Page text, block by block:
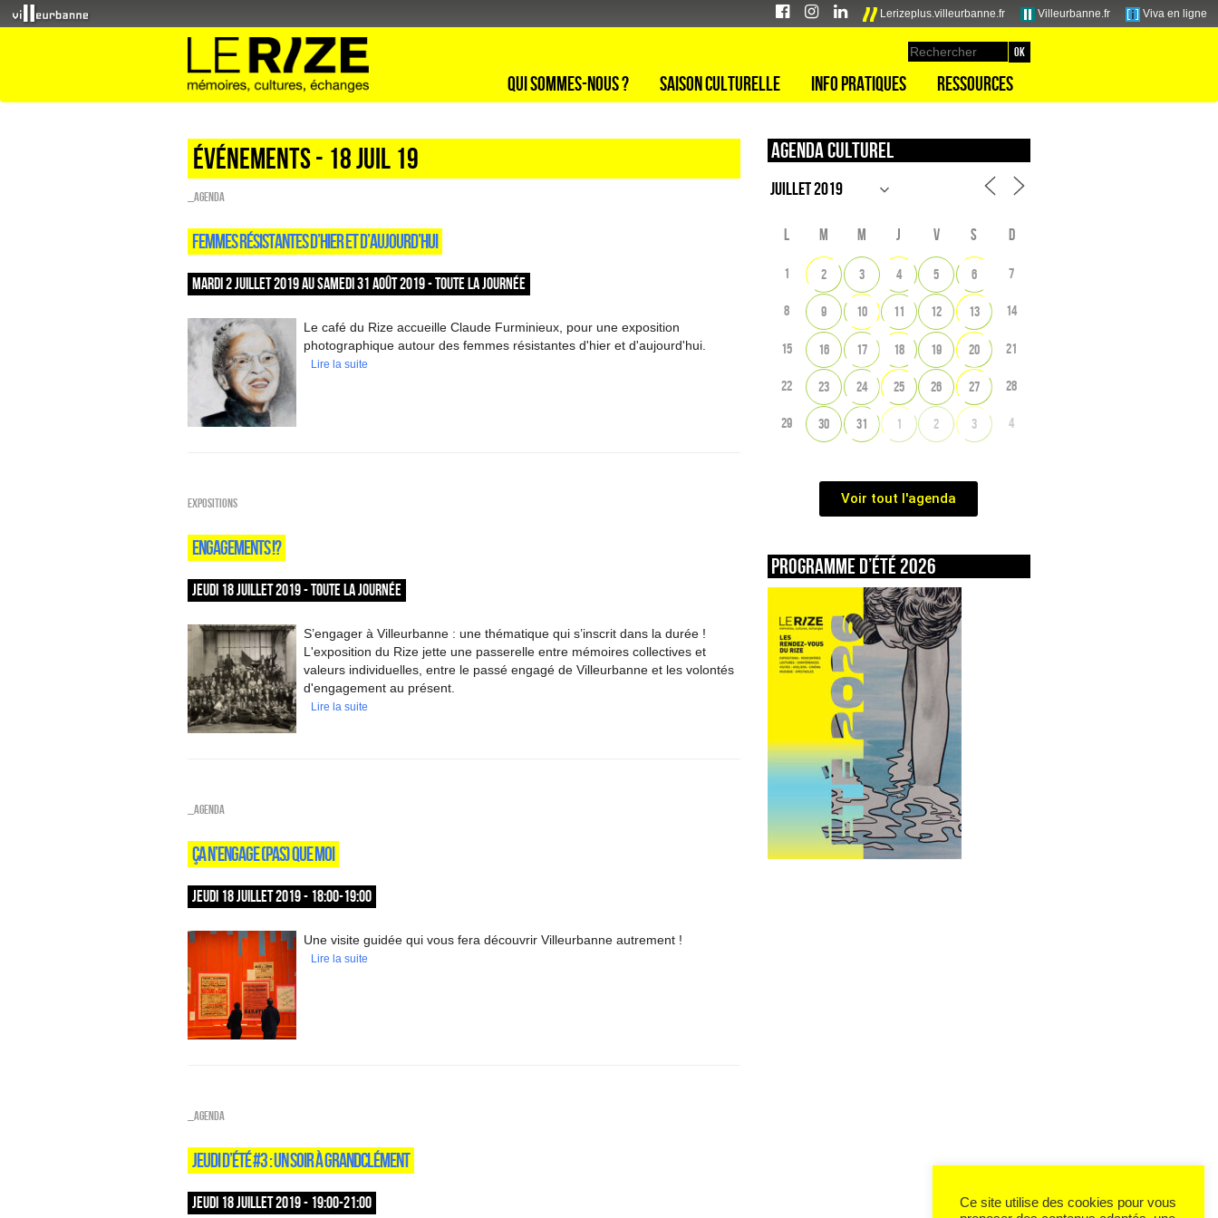
Lerizeplus.villeurbanne.fr Villeurbanne.fr Viva en ligne
Qui sommes-nous ? Saison culturelle Info pratiques Ressources
Événements - 18 Juil 19
_Agenda
FEMMES RÉSISTANTES D’HIER ET D’AUJOURD’HUI
MARDI 2 JUILLET 2019 AU SAMEDI 31 AOÛT 2019 - TOUTE LA JOURNÉE
Le café du Rize accueille Claude Furminieux, pour une exposition
photographique autour des femmes résistantes d'hier et d'aujourd'hui.
Lire la suite
EXPOSITIONS
ENGAGEMENTS !?
JEUDI 18 JUILLET 2019 - TOUTE LA JOURNÉE
S’engager à Villeurbanne : une thématique qui s’inscrit dans la durée !
L'exposition du Rize jette une passerelle entre mémoires collectives et
valeurs individuelles, entre le passé engagé de Villeurbanne et les volontés
d'engagement au présent.
Lire la suite
_Agenda
ÇA N’ENGAGE (PAS) QUE MOI
JEUDI 18 JUILLET 2019 - 18:00-19:00
Une visite guidée qui vous fera découvrir Villeurbanne autrement !
Lire la suite
_Agenda
JEUDI D’ÉTÉ #3 : UN SOIR À GRANDCLÉMENT
JEUDI 18 JUILLET 2019 - 19:00-21:00
Agenda culturel
L M M J V S D
1 2 3 4 5 6 7
8 9 10 11 12 13 14
15 16 17 18 19 20 21
22 23 24 25 26 27 28
29 30 31 1 2 3 4
Voir tout l'agenda
Programme d’été 2026
Ce site utilise des cookies pour vous